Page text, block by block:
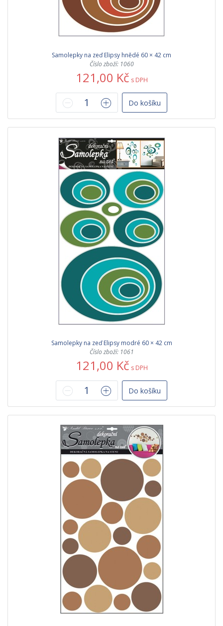
Samolepky na zeď Elipsy hnědé 60 × 42 cm
Číslo zboží: 1060
121,00 Kč s DPH
Do košíku
Samolepky na zeď Elipsy modré 60 × 42 cm
Číslo zboží: 1061
121,00 Kč s DPH
Do košíku